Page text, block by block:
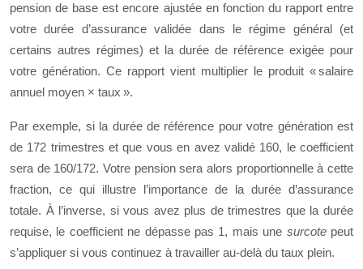
pension de base est encore ajustée en fonction du rapport entre
votre durée d’assurance validée dans le régime général (et
certains autres régimes) et la durée de référence exigée pour
votre génération. Ce rapport vient multiplier le produit « salaire
annuel moyen × taux ».
Par exemple, si la durée de référence pour votre génération est
de 172 trimestres et que vous en avez validé 160, le coefficient
sera de 160/172. Votre pension sera alors proportionnelle à cette
fraction, ce qui illustre l’importance de la durée d’assurance
totale. À l’inverse, si vous avez plus de trimestres que la durée
requise, le coefficient ne dépasse pas 1, mais une surcotepeut
s’appliquer si vous continuez à travailler au‑delà du taux plein.